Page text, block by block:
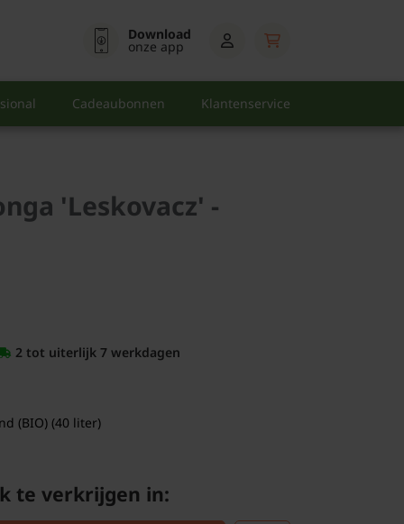
Download
onze app
Cadeaubonnen Klantenservice
'Leskovacz' -
2 tot uiterlijk 7 werkdagen
(BIO) (40 liter)
te verkrijgen in: